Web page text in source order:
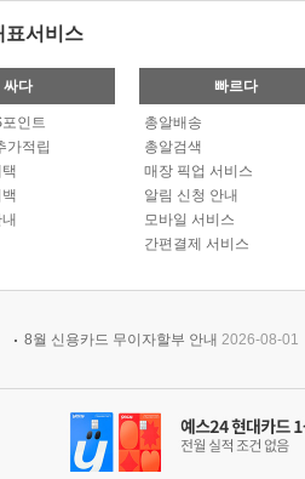
표서비스
싸다
인트
가적립
빠르다
총알배송
총알검색
매장 픽업 서비스
알림 신청 안내
모바일 서비스
간편결제 서비스
8월 신용카드 무이자할부 안내 2026-08-01